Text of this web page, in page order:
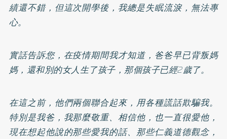
績還不錯，但這次開學後，我總是失眠流淚，無法專
心。
實話告訴您，在疫情期間我才知道，爸爸早已背叛媽
媽，還和別的女人生了孩子，那個孩子已經2歲了。
在這之前，他們兩個聯合起來，用各種謊話欺騙我。
特別是我爸，我那麼敬重、相信他，也一直很愛他，
現在想起他說的那些愛我的話、那些仁義道德觀念，